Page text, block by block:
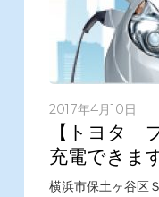
2017年4月10日
【トヨタ
充電できま
横浜市保土ヶ谷区